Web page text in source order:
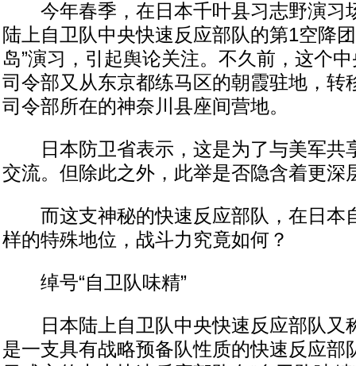
今年春季，在日本千叶县习志野演习
陆上自卫队中央快速反应部队的第1空降
岛”演习，引起舆论关注。不久前，这个
司令部又从东京都练马区的朝霞驻地，转
司令部所在的神奈川县座间营地。
日本防卫省表示，这是为了与美军共
交流。但除此之外，此举是否隐含着更深
而这支神秘的快速反应部队，在日本
样的特殊地位，战斗力究竟如何？
绰号“自卫队味精”
日本陆上自卫队中央快速反应部队又
是一支具有战略预备队性质的快速反应部